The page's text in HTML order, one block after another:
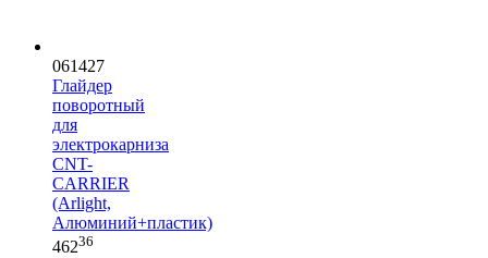
061427
Глайдер
поворотный
для
электрокарниза
CNT-
CARRIER
(Arlight,
Алюминий+пластик)
46236